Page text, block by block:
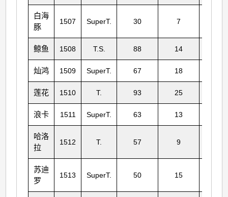
白海
豚
1507 SuperT. 30 7
鲸鱼 1508 T.S. 88 14
灿鸿 1509 SuperT. 67 18
莲花 1510 T. 93 25
浪卡 1511 SuperT. 63 13
哈洛
拉
1512 T. 57 9
苏迪
罗
1513 SuperT. 50 15